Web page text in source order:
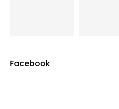
Facebook